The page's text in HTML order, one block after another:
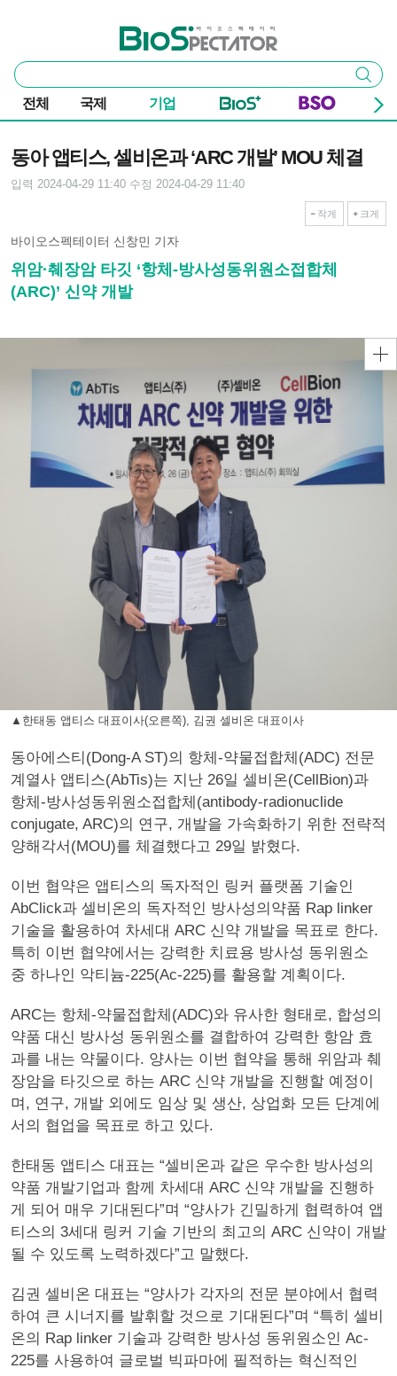
바이오스펙테이터
통
합
검
색
검색
전체 국제 기업
동아 앱티스, 셀비온과 ‘ARC 개발’ MOU 체결
입력 2024-04-29 11:40 수정 2024-04-29 11:40
작게 크게
바이오스펙테이터 신창민 기자
위암·췌장암 타깃 ‘항체-방사성동위원소접합체
(ARC)’ 신약 개발
▲한태동 앱티스 대표이사(오른쪽), 김권 셀비온 대표이사
동아에스티(Dong-A ST)의 항체-약물접합체(ADC) 전문
계열사 앱티스(AbTis)는 지난 26일 셀비온(CellBion)과
항체-방사성동위원소접합체(antibody-radionuclide
conjugate, ARC)의 연구, 개발을 가속화하기 위한 전략적
양해각서(MOU)를 체결했다고 29일 밝혔다.
이번 협약은 앱티스의 독자적인 링커 플랫폼 기술인
AbClick과 셀비온의 독자적인 방사성의약품 Rap linker
기술을 활용하여 차세대 ARC 신약 개발을 목표로 한다.
특히 이번 협약에서는 강력한 치료용 방사성 동위원소
중 하나인 악티늄-225(Ac-225)를 활용할 계획이다.
ARC는 항체-약물접합체(ADC)와 유사한 형태로, 합성의
약품 대신 방사성 동위원소를 결합하여 강력한 항암 효
과를 내는 약물이다. 양사는 이번 협약을 통해 위암과 췌
장암을 타깃으로 하는 ARC 신약 개발을 진행할 예정이
며, 연구, 개발 외에도 임상 및 생산, 상업화 모든 단계에
서의 협업을 목표로 하고 있다.
한태동 앱티스 대표는 “셀비온과 같은 우수한 방사성의
약품 개발기업과 함께 차세대 ARC 신약 개발을 진행하
게 되어 매우 기대된다”며 “양사가 긴밀하게 협력하여 앱
티스의 3세대 링커 기술 기반의 최고의 ARC 신약이 개발
될 수 있도록 노력하겠다”고 말했다.
김권 셀비온 대표는 “양사가 각자의 전문 분야에서 협력
하여 큰 시너지를 발휘할 것으로 기대된다”며 “특히 셀비
온의 Rap linker 기술과 강력한 방사성 동위원소인 Ac-
225를 사용하여 글로벌 빅파마에 필적하는 혁신적인